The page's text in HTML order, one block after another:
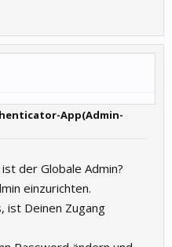
App(Admin-
der Globale Admin?
einzurichten.
ist Deinen Zugang